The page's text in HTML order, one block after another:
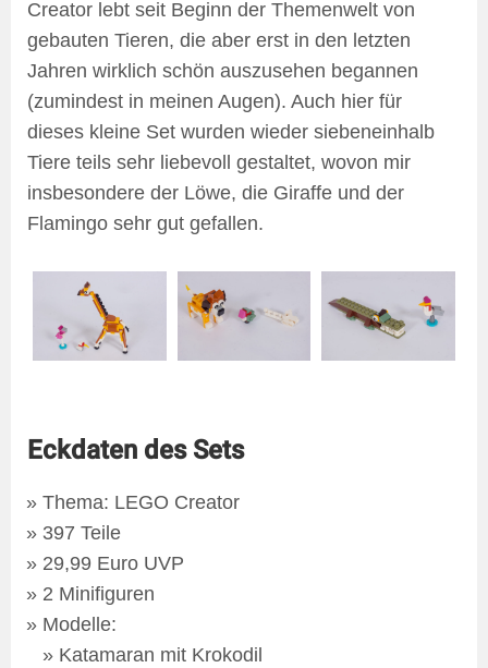
Creator lebt seit Beginn der Themenwelt von
gebauten Tieren, die aber erst in den letzten
Jahren wirklich schön auszusehen begannen
(zumindest in meinen Augen). Auch hier für
dieses kleine Set wurden wieder siebeneinhalb
Tiere teils sehr liebevoll gestaltet, wovon mir
insbesondere der Löwe, die Giraffe und der
Flamingo sehr gut gefallen.
Eckdaten des Sets
Thema: LEGO Creator
397 Teile
29,99 Euro UVP
2 Minifiguren
Modelle:
Katamaran mit Krokodil